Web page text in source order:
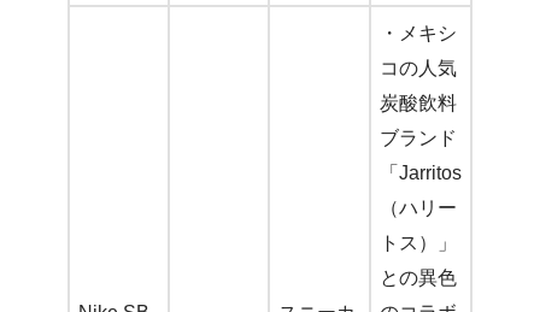
・メキシ
コの人気
炭酸飲料
ブランド
「Jarritos
（ハリー
トス）」
との異色